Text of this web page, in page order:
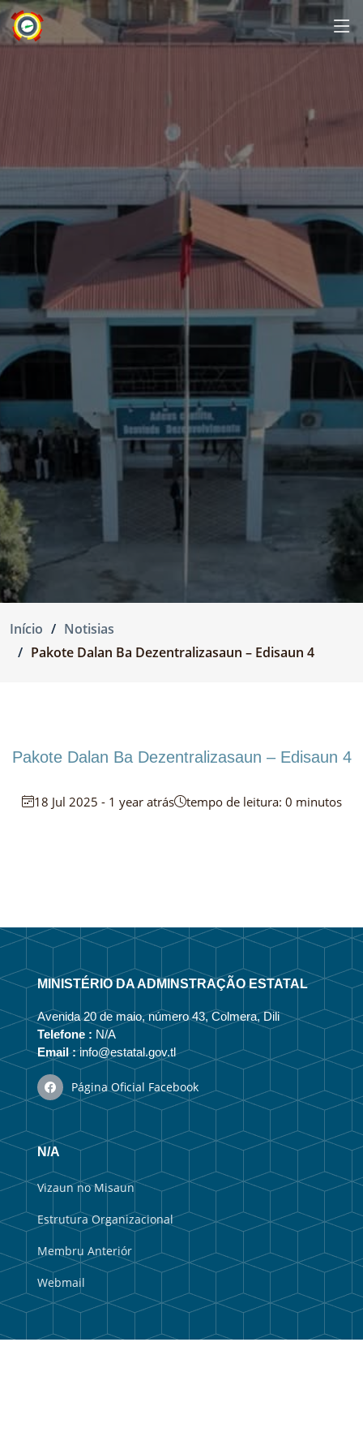
Início
Notisias
Pakote Dalan Ba Dezentralizasaun – Edisaun 4
Pakote Dalan Ba Dezentralizasaun – Edisaun 4
18 Jul 2025 - 1 year atrás tempo de leitura: 0 minutos
MINISTÉRIO DA ADMINSTRAÇÃO ESTATAL
Avenida 20 de maio, número 43, Colmera, Dili
Telefone : N/A
Email :info@estatal.gov.tl
Página Oficial Facebook
N/A
Vizaun no Misaun
Estrutura Organizacional
Membru Anteriór
Webmail